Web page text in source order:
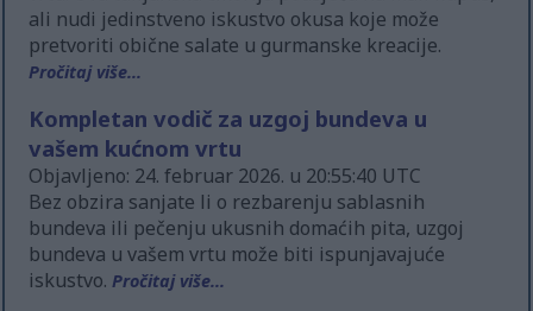
ali nudi jedinstveno iskustvo okusa koje može
pretvoriti obične salate u gurmanske kreacije.
Pročitaj više...
Kompletan vodič za uzgoj bundeva u
vašem kućnom vrtu
Objavljeno: 24. februar 2026. u 20:55:40 UTC
Bez obzira sanjate li o rezbarenju sablasnih
bundeva ili pečenju ukusnih domaćih pita, uzgoj
bundeva u vašem vrtu može biti ispunjavajuće
iskustvo.Pročitaj više...